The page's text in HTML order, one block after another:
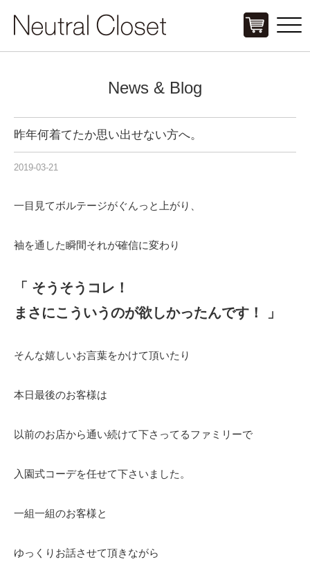
Click
News & Blog
昨年何着てたか思い出せない方へ。
2019-03-21
一目見てボルテージがぐんっと上がり、
袖を通した瞬間それが確信に変わり
「 そうそうコレ！
まさにこういうのが欲しかったんです！ 」
そんな嬉しいお言葉をかけて頂いたり
本日最後のお客様は
以前のお店から通い続けて下さってるファミリーで
入園式コーデを任せて下さいました。
一組一組のお客様と
ゆっくりお話させて頂きながら